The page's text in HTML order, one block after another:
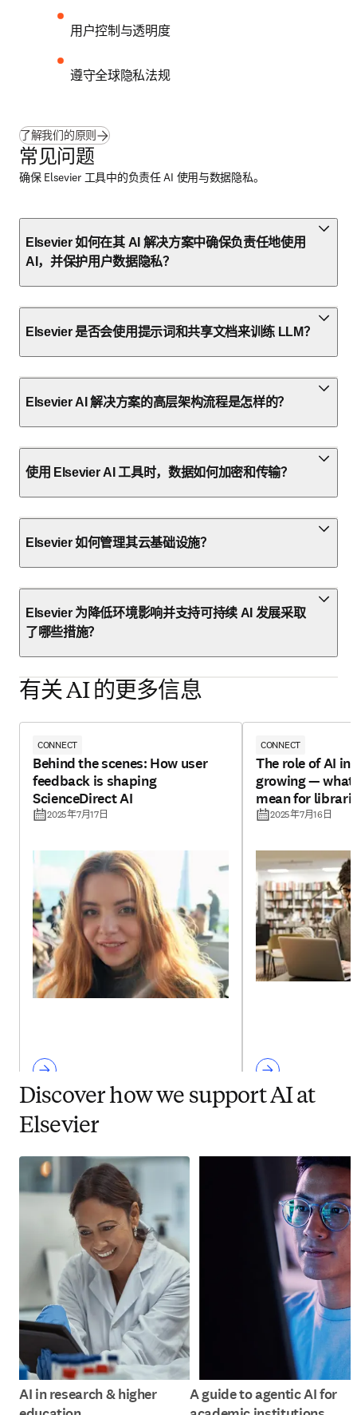
用户控制与透明度
遵守全球隐私法规
了解我们的原则
常见问题
确保 Elsevier 工具中的负责任 AI 使用与数据隐私。
Elsevier 如何在其 AI 解决方案中确保负责任地使用
AI，并保护用户数据隐私？
Elsevier 是否会使用提示词和共享文档来训练 LLM？
Elsevier AI 解决方案的高层架构流程是怎样的？
使用 Elsevier AI 工具时，数据如何加密和传输？
Elsevier 如何管理其云基础设施？
Elsevier 为降低环境影响并支持可持续 AI 发展采取
了哪些措施？
有关 AI 的更多信息
CONNECT
Behind the scenes: How user
feedback is shaping
ScienceDirect AI
2025年7月17日
CONNECT
The role of AI
growing — what
mean for
2025年7月16日
Discover how we support AI at
Elsevier
AI in research & higher
A guide to agentic AI for